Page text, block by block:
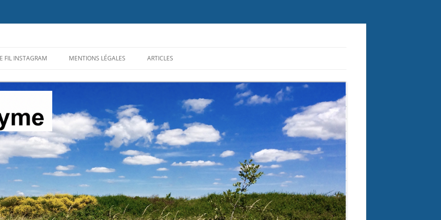
FIL INSTAGRAM MENTIONS LÉGALES ARTICLES